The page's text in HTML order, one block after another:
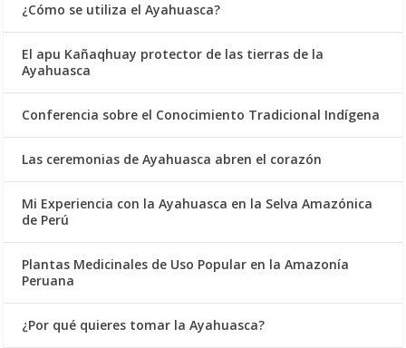
¿Cómo se utiliza el Ayahuasca?
El apu Kañaqhuay protector de las tierras de la
Ayahuasca
Conferencia sobre el Conocimiento Tradicional Indígena
Las ceremonias de Ayahuasca abren el corazón
Mi Experiencia con la Ayahuasca en la Selva Amazónica
de Perú
Plantas Medicinales de Uso Popular en la Amazonía
Peruana
¿Por qué quieres tomar la Ayahuasca?